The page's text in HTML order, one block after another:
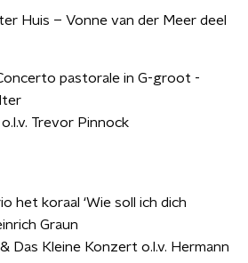
Huis – Vonne van der Meer deel
pastorale in G-groot -
Trevor Pinnock
het koraal ‘Wie soll ich dich
Graun
Das Kleine Konzert o.l.v. Hermann